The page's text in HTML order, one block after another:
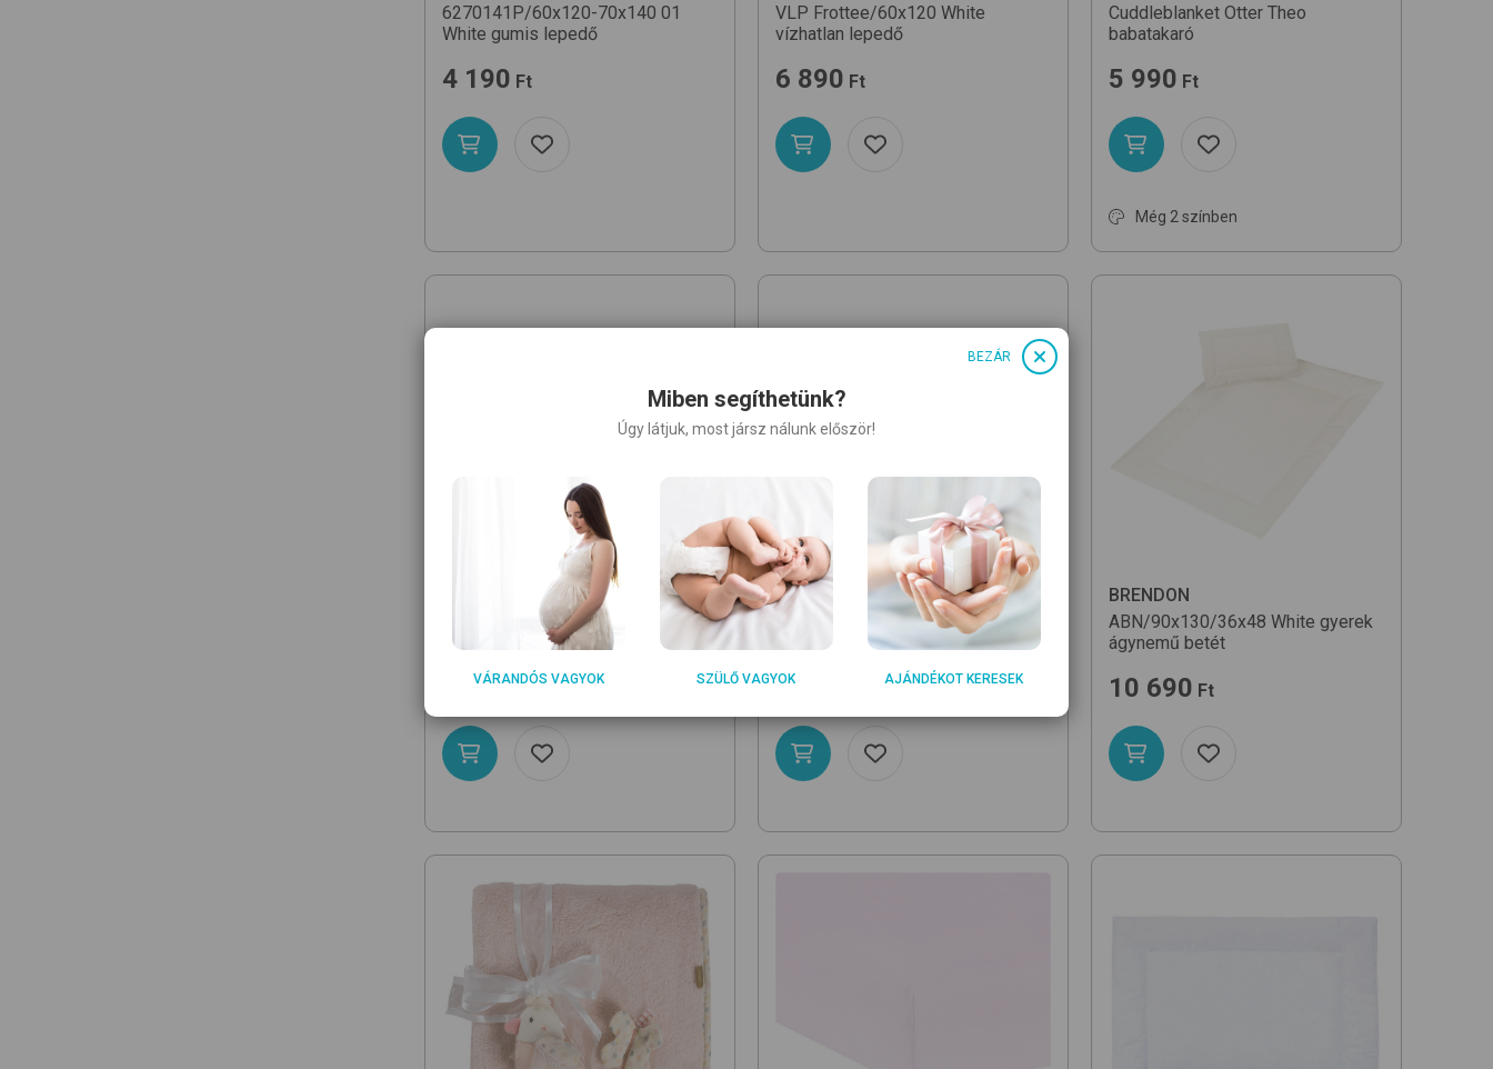
6270141P/60x120-70x140 01
White gumis lepedő
4 190 Ft
VLP Frottee/60x120 White
vízhatlan lepedő
6 890 Ft
Cuddleblanket Otter Theo
babatakaró
5 990 Ft
Még 2 színben
551 Waterproof 60x120
vízhatlan
lepedő
8 990 Ft
BRENDON
596012H/60x120 01 White
vízhatlan lepedő
4 490
BRENDON
ABN/90x130/36x48 White gyerek
ágynemű betét
10 690 Ft
Miben segíthetünk?
Úgy látjuk, most jársz nálunk először!
VÁRANDÓS VAGYOK SZÜLŐ VAGYOK AJÁNDÉKOT KERESEK
BEZÁR